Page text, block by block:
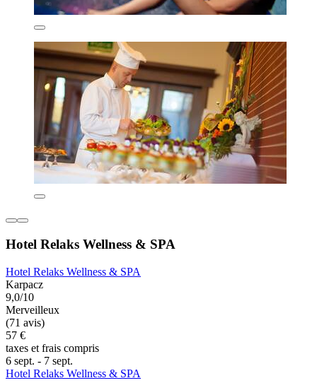
Hotel Relaks Wellness & SPA
Hotel Relaks Wellness & SPA
Karpacz
9,0/10
Merveilleux
(71 avis)
57 €
taxes et frais compris
6 sept. - 7 sept.
Hotel Relaks Wellness & SPA